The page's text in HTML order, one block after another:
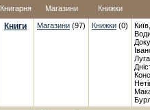
Книгарня Магазини Книжки
Книги Магазини (97) Книжки (0)